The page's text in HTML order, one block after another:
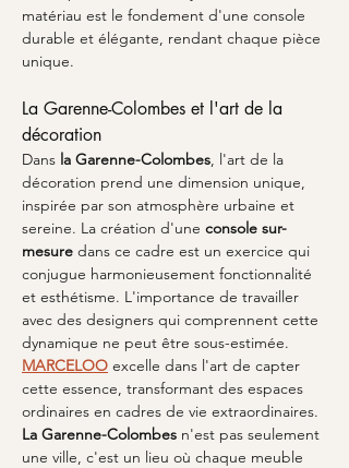
matériau est le fondement d'une console
durable et élégante, rendant chaque pièce
unique.
La Garenne-Colombes et l'art de la
décoration
Dans la Garenne-Colombes, l'art de la
décoration prend une dimension unique,
inspirée par son atmosphère urbaine et
sereine. La création d'une console sur-
mesure dans ce cadre est un exercice qui
conjugue harmonieusement fonctionnalité
et esthétisme. L'importance de travailler
avec des designers qui comprennent cette
dynamique ne peut être sous-estimée.
MARCELOO excelle dans l'art de capter
cette essence, transformant des espaces
ordinaires en cadres de vie extraordinaires.
La Garenne-Colombes n'est pas seulement
une ville, c'est un lieu où chaque meuble